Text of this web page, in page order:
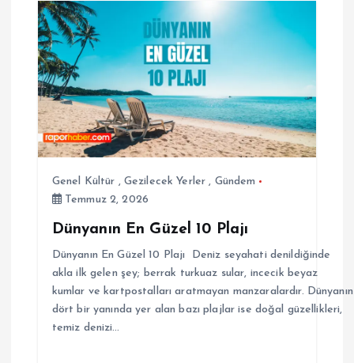
Genel Kültür , Gezilecek Yerler , Gündem
Temmuz 2, 2026
Dünyanın En Güzel 10 Plajı
Dünyanın En Güzel 10 Plajı Deniz seyahati denildiğinde
akla ilk gelen şey; berrak turkuaz sular, incecik beyaz
kumlar ve kartpostalları aratmayan manzaralardır. Dünyanın
dört bir yanında yer alan bazı plajlar ise doğal güzellikleri,
temiz denizi…